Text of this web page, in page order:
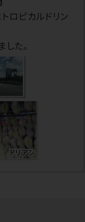
ロピカルドリン
た。